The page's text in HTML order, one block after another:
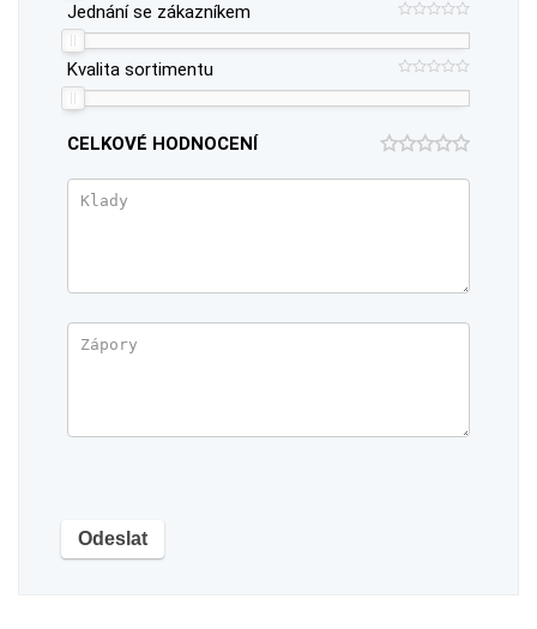
Jednání se zákazníkem
Kvalita sortimentu
CELKOVÉ HODNOCENÍ